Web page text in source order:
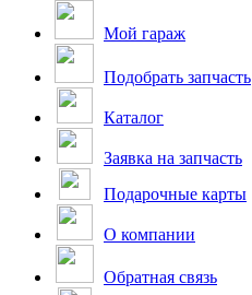
Мой гараж
Подобрать запчасть
Каталог
Заявка на запчасть
Подарочные карты
О компании
Обратная связь